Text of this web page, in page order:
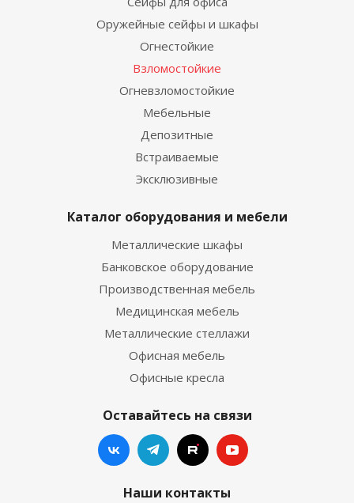
Оружейные сейфы и шкафы
Огнестойкие
Взломостойкие
Огневзломостойкие
Мебельные
Депозитные
Встраиваемые
Эксклюзивные
Каталог оборудования и мебели
Металлические шкафы
Банковское оборудование
Производственная мебель
Медицинская мебель
Металлические стеллажи
Офисная мебель
Офисные кресла
Оставайтесь на связи
Наши контакты